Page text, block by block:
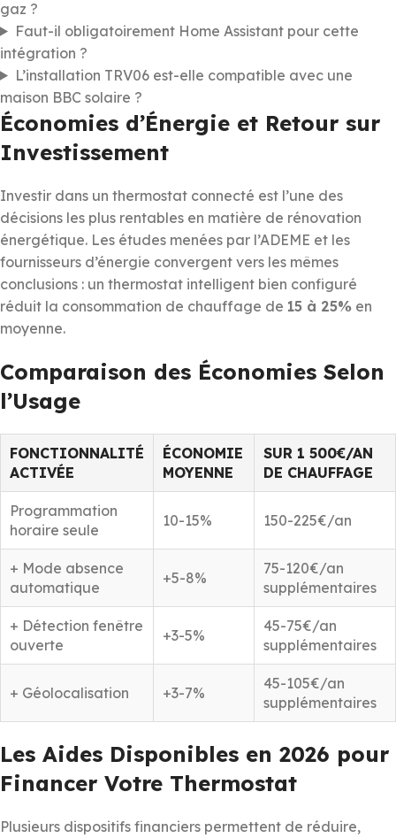
gaz ?
Faut-il obligatoirement Home Assistant pour cette
intégration ?
L’installation TRV06 est-elle compatible avec une
maison BBC solaire ?
Économies d’Énergie et Retour sur
Investissement
Investir dans un thermostat connecté est l’une des
décisions les plus rentables en matière de rénovation
énergétique. Les études menées par l’ADEME et les
fournisseurs d’énergie convergent vers les mêmes
conclusions : un thermostat intelligent bien configuré
réduit la consommation de chauffage de 15 à 25% en
moyenne.
Comparaison des Économies Selon
l’Usage
FONCTIONNALITÉ
ACTIVÉE
ÉCONOMIE
MOYENNE
SUR 1 500€/AN
DE CHAUFFAGE
Programmation
horaire seule
10-15% 150-225€/an
+ Mode absence
automatique
+5-8%
75-120€/an
supplémentaires
+ Détection fenêtre
ouverte
+3-5%
45-75€/an
supplémentaires
+ Géolocalisation +3-7%
45-105€/an
supplémentaires
Les Aides Disponibles en 2026 pour
Financer Votre Thermostat
Plusieurs dispositifs financiers permettent de réduire,